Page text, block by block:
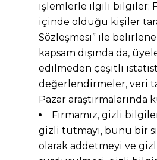
işlemlerle ilgili bilgiler;
içinde olduğu kişiler
Sözleşmesi” ile
kapsam dışında da,
edilmeden çeşitli
değerlendirmeler, veri
Pazar araştırmalarında
Firmamız, gizli
gizli tutmayı, bunu bir
olarak addetmeyi ve